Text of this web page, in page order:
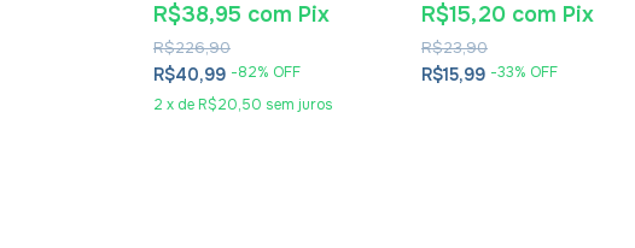
R$40,99 -82% OFF
2 x de R$20,50 sem juros
R$226,90
R$38,95 com Pix
R$15,99 -33% OFF
R$23,90
R$15,20 com Pix